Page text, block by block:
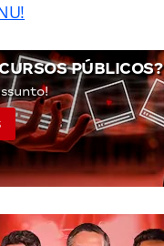
PÚBLICOS?